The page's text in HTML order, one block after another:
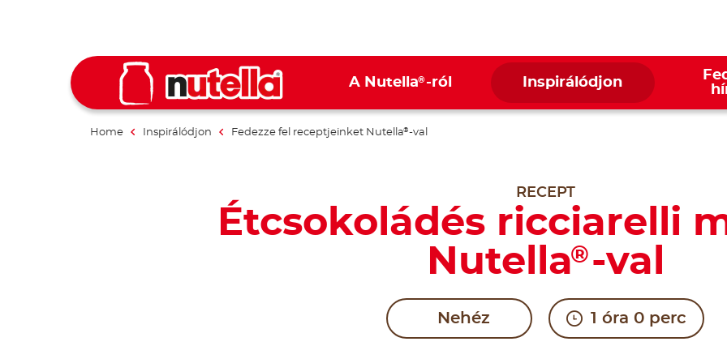
A Nutella® -ról Inspirálódjon
Home Inspirálódjon Fedezze fel receptjeinket Nutella®-val
RECEPT
Étcsokoládés ricciarelli
Nutella® -val
Nehéz 1 óra 0 perc